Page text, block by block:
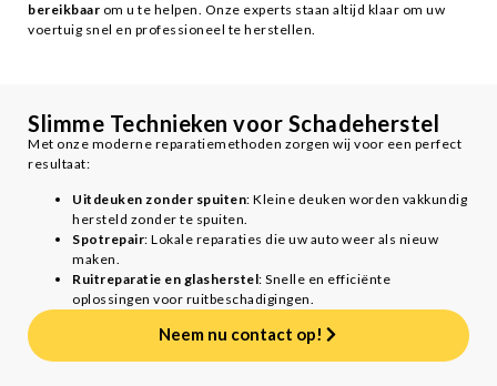
bereikbaar om u te helpen. Onze experts staan altijd klaar om uw
voertuig snel en professioneel te herstellen.
Slimme Technieken voor Schadeherstel
Met onze moderne reparatiemethoden zorgen wij voor een perfect
resultaat:
Uitdeuken zonder spuiten: Kleine deuken worden vakkundig
hersteld zonder te spuiten.
Spotrepair: Lokale reparaties die uw auto weer als nieuw
maken.
Ruitreparatie en glasherstel: Snelle en efficiënte
oplossingen voor ruitbeschadigingen.
Neem nu contact op!